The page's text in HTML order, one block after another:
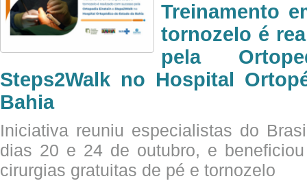
Treinamento
tornozelo é
pela
Steps2Walk no Hospital
Bahia
Iniciativa reuniu especialistas do
dias 20 e 24 de outubro, e
cirurgias gratuitas de pé e tornozelo